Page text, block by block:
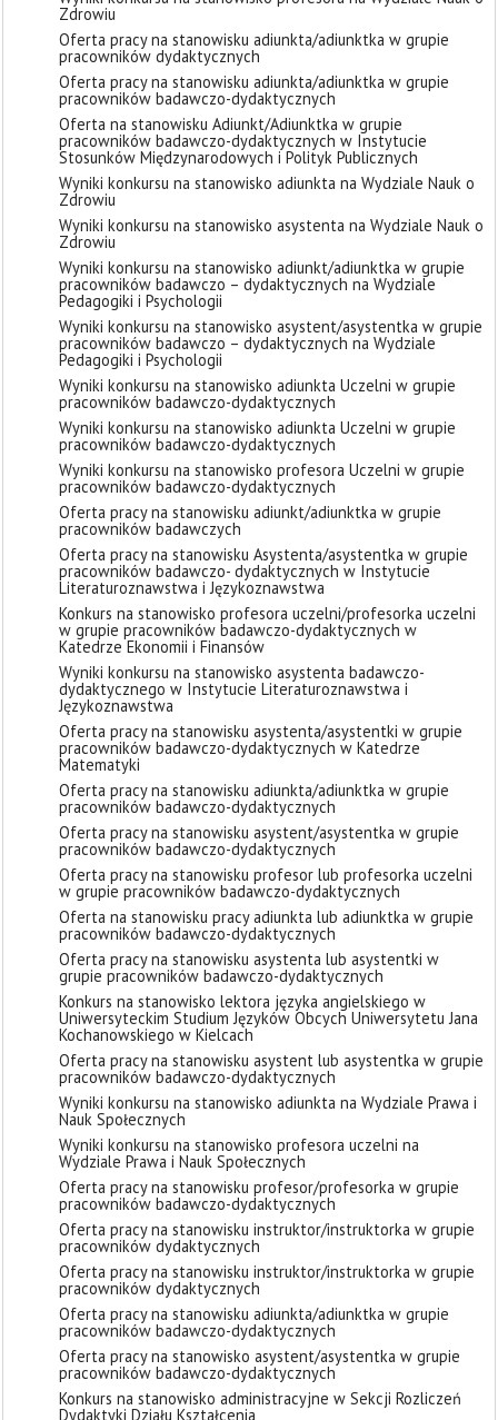
Zdrowiu
Oferta pracy na stanowisku adiunkta/adiunktka w grupie
pracowników dydaktycznych
Oferta pracy na stanowisku adiunkta/adiunktka w grupie
pracowników badawczo-dydaktycznych
Oferta na stanowisku Adiunkt/Adiunktka w grupie
pracowników badawczo-dydaktycznych w Instytucie
Stosunków Międzynarodowych i Polityk Publicznych
Wyniki konkursu na stanowisko adiunkta na Wydziale Nauk o
Zdrowiu
Wyniki konkursu na stanowisko asystenta na Wydziale Nauk o
Zdrowiu
Wyniki konkursu na stanowisko adiunkt/adiunktka w grupie
pracowników badawczo – dydaktycznych na Wydziale
Pedagogiki i Psychologii
Wyniki konkursu na stanowisko asystent/asystentka w grupie
pracowników badawczo – dydaktycznych na Wydziale
Pedagogiki i Psychologii
Wyniki konkursu na stanowisko adiunkta Uczelni w grupie
pracowników badawczo-dydaktycznych
Wyniki konkursu na stanowisko adiunkta Uczelni w grupie
pracowników badawczo-dydaktycznych
Wyniki konkursu na stanowisko profesora Uczelni w grupie
pracowników badawczo-dydaktycznych
Oferta pracy na stanowisku adiunkt/adiunktka w grupie
pracowników badawczych
Oferta pracy na stanowisku Asystenta/asystentka w grupie
pracowników badawczo- dydaktycznych w Instytucie
Literaturoznawstwa i Językoznawstwa
Konkurs na stanowisko profesora uczelni/profesorka uczelni
w grupie pracowników badawczo-dydaktycznych w
Katedrze Ekonomii i Finansów
Wyniki konkursu na stanowisko asystenta badawczo-
dydaktycznego w Instytucie Literaturoznawstwa i
Językoznawstwa
Oferta pracy na stanowisku asystenta/asystentki w grupie
pracowników badawczo-dydaktycznych w Katedrze
Matematyki
Oferta pracy na stanowisku adiunkta/adiunktka w grupie
pracowników badawczo-dydaktycznych
Oferta pracy na stanowisku asystent/asystentka w grupie
pracowników badawczo-dydaktycznych
Oferta pracy na stanowisku profesor lub profesorka uczelni
w grupie pracowników badawczo-dydaktycznych
Oferta na stanowisku pracy adiunkta lub adiunktka w grupie
pracowników badawczo-dydaktycznych
Oferta pracy na stanowisku asystenta lub asystentki w
grupie pracowników badawczo-dydaktycznych
Konkurs na stanowisko lektora języka angielskiego w
Uniwersyteckim Studium Języków Obcych Uniwersytetu Jana
Kochanowskiego w Kielcach
Oferta pracy na stanowisku asystent lub asystentka w grupie
pracowników badawczo-dydaktycznych
Wyniki konkursu na stanowisko adiunkta na Wydziale Prawa i
Nauk Społecznych
Wyniki konkursu na stanowisko profesora uczelni na
Wydziale Prawa i Nauk Społecznych
Oferta pracy na stanowisku profesor/profesorka w grupie
pracowników badawczo-dydaktycznych
Oferta pracy na stanowisku instruktor/instruktorka w grupie
pracowników dydaktycznych
Oferta pracy na stanowisku instruktor/instruktorka w grupie
pracowników dydaktycznych
Oferta pracy na stanowisku adiunkta/adiunktka w grupie
pracowników badawczo-dydaktycznych
Oferta pracy na stanowisko asystent/asystentka w grupie
pracowników badawczo-dydaktycznych
Konkurs na stanowisko administracyjne w Sekcji Rozliczeń
Dydaktyki Działu Kształcenia